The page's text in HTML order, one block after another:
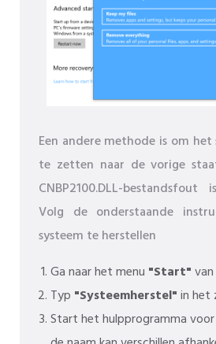
Een andere methode is om
te zetten naar de vorige
CNBP2100.DLL-bestandsfout
Volg de onderstaande
systeem te herstellen
Ga naar het menu "Start"
Typ "Systeemherstel"in het
Start het hulpprogramma